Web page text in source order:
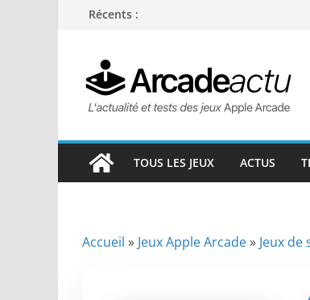
Passer
contenu
Récents :
TOUS LES JEUX ACTUS
Accueil » Jeux Apple Arcade» Jeux de